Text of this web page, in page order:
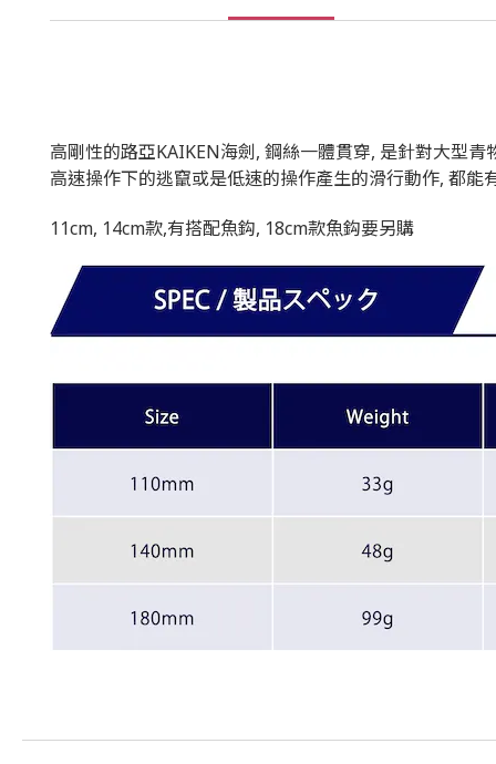
高剛性的路亞KAIKEN海劍, 鋼絲一體貫穿, 是針對大型
高速操作下的逃竄或是低速的操作產生的滑行動作, 都能
11cm, 14cm款,有搭配魚鈎, 18cm款魚鈎要另購